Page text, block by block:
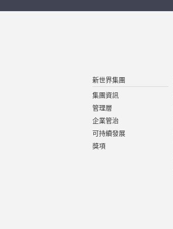
新世界集團
集團資訊
管理層
企業管治
可持續發展
獎項